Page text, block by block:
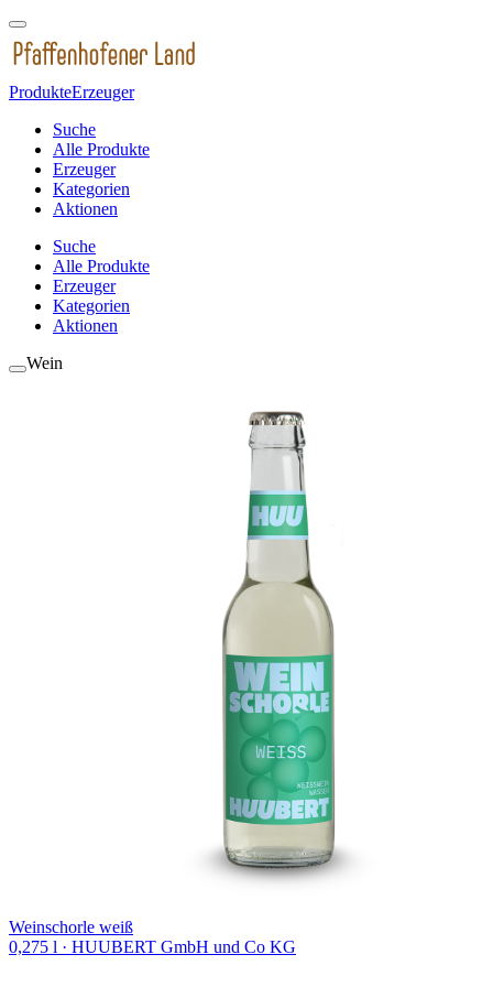
ProdukteErzeuger
Suche
Alle Produkte
Erzeuger
Kategorien
Aktionen
Suche
Alle Produkte
Erzeuger
Kategorien
Aktionen
Wein
Weinschorle weiß
0,275 l · HUUBERT GmbH und Co KG